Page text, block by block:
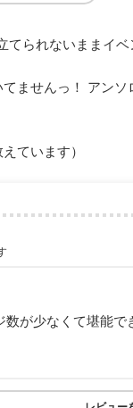
てられないままイ
ませんっ！ アン
ています）
が少なくて堪能で